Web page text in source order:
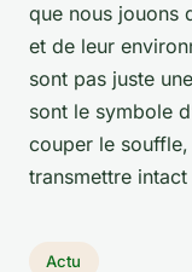
que nous jouons
et de leur
sont pas juste
sont le symbole
couper le
transmettre
Actu